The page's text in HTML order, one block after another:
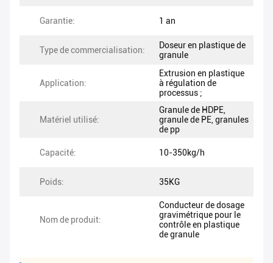
Garantie: 1 an
Type de commercialisation:
Doseur en plastique de
granule
Application:
Extrusion en plastique
à régulation de
processus ;
Matériel utilisé:
Granule de HDPE,
granule de PE, granules
de pp
Capacité: 10-350kg/h
Poids: 35KG
Nom de produit:
Conducteur de dosage
gravimétrique pour le
contrôle en plastique
de granule